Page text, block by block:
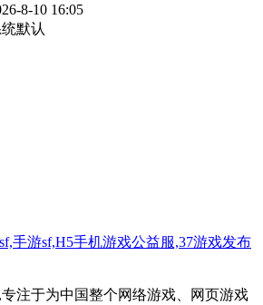
8-10 16:05
默认
注于为中国整个网络游戏、网页游戏